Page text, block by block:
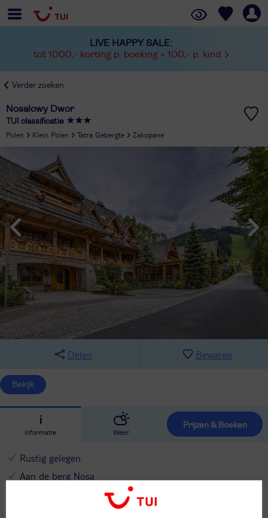
LIVE HAPPY SALE:
tot 1000,- korting p. boeking + 100,- p. kind
Verder zoeken
Nosalowy Dwor
TUI classificatie
Polen Klein Polen Tatra Gebergte Zakopane
Delen Bewaren
Bekijk
Informatie Weer
Prijzen & Boeken
Rustig gelegen
Aan de berg Nosa
Regionale gerechten